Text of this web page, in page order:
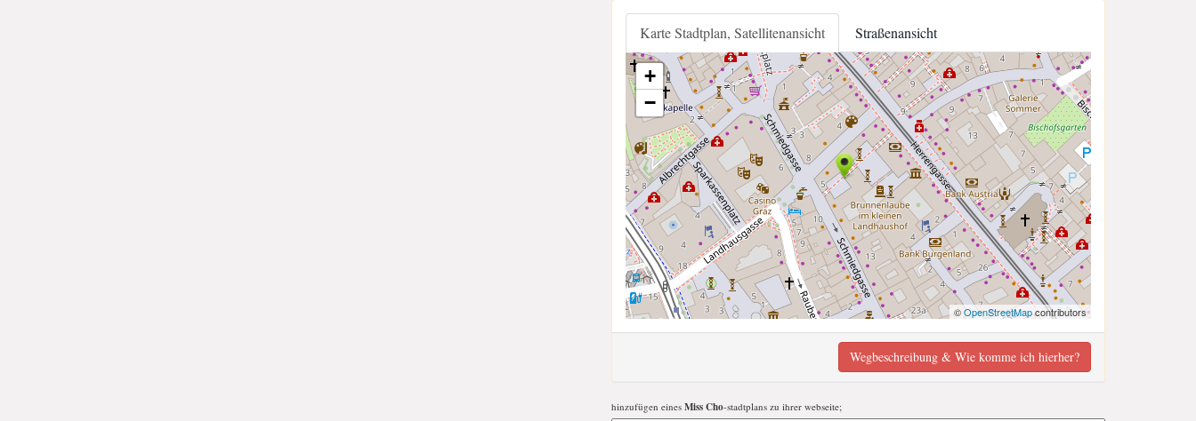
Karte Stadtplan, Satellitenansicht Straßenansicht
+
−
©OpenStreetMapcontributors
Wegbeschreibung & Wie komme ich hierher?
hinzufügen eines Miss Cho-stadtplans zu ihrer webseite;